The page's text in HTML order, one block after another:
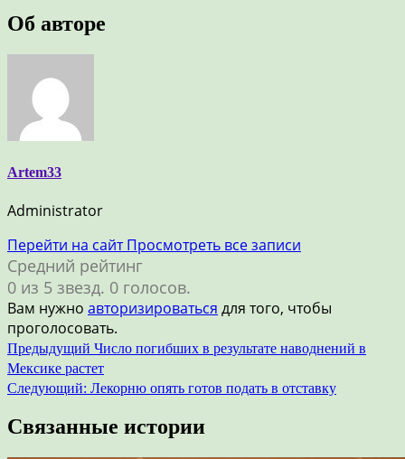
Об авторе
Artem33
Administrator
Перейти на сайтПросмотреть все записи
Средний рейтинг
0 из 5 звезд. 0 голосов.
Вам нужно авторизироваться для того, чтобы
проголосовать.
Навигация
по
записям
Предыдущий Число погибших в результате наводнений в
Мексике растет
Следующий: Лекорню опять готов подать в отставку
Связанные истории